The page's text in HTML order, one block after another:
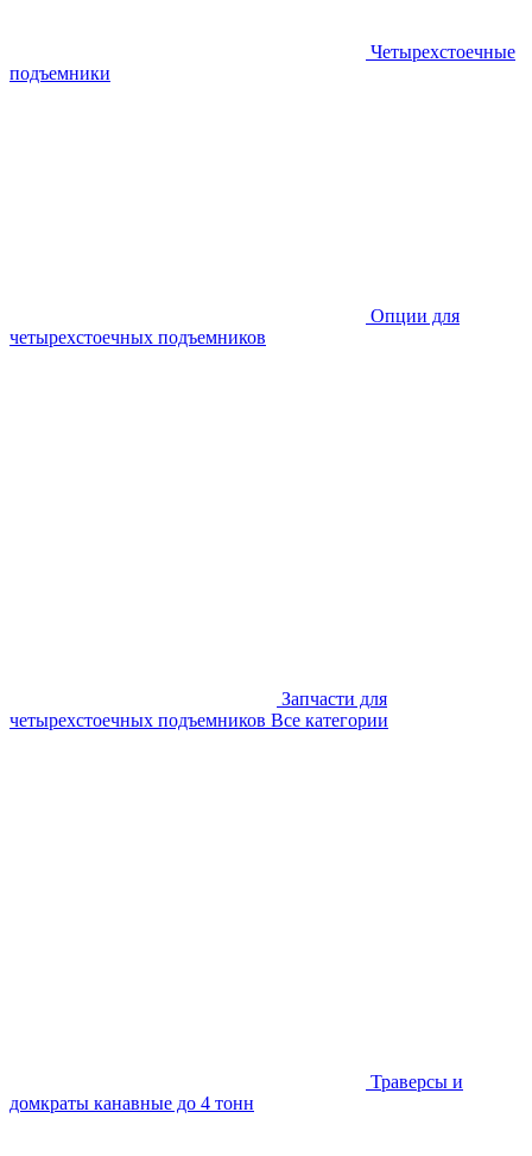
Четырехстоечные
подъемники
Опции для
четырехстоечных подъемников
Запчасти для
четырехстоечных подъемников Все категории
Траверсы и
домкраты канавные до 4 тонн